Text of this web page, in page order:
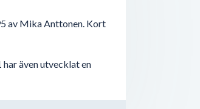
av Mika Anttonen. Kort
även utvecklat en